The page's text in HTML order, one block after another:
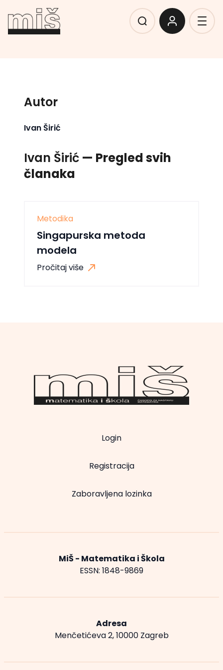
Autor
Ivan Širić
Ivan Širić — Pregled svih
članaka
Metodika
Singapurska metoda
modela
Pročitaj više
Login
Registracija
Zaboravljena lozinka
MiŠ - Matematika i Škola
ESSN: 1848-9869
Adresa
Menčetićeva 2, 10000 Zagreb